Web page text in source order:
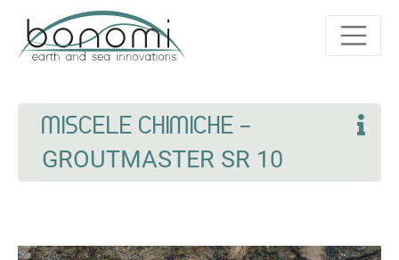
MISCELE CHIMICHE -
GROUTMASTER SR 10